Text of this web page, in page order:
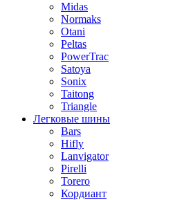
Midas
Normaks
Otani
Peltas
PowerTrac
Satoya
Sonix
Taitong
Triangle
Легковые шины
Bars
Hifly
Lanvigator
Pirelli
Torero
Кордиант